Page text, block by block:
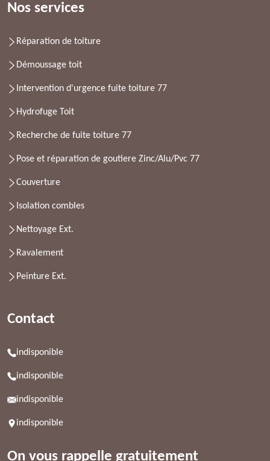
Nos services
Réparation de toiture
Démoussage toit
Intervention d'urgence fuite toiture 77
Hydrofuge Toit
Recherche de fuite toiture 77
Pose et réparation de goutiere Zinc/Alu/Pvc 77
Couverture
Isolation combles
Nettoyage Ext.
Ravalement
Peinture Ext.
Contact
indisponible
indisponible
indisponible
indisponible
On vous rappelle gratuitement